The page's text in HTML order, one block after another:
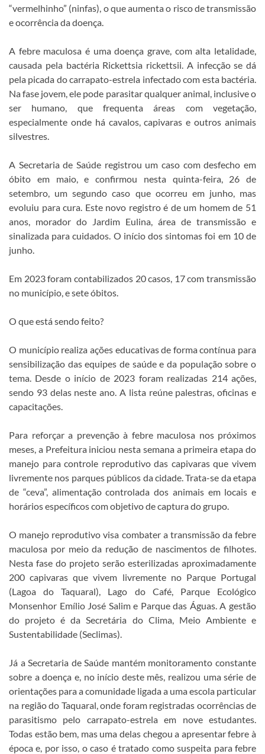
“vermelhinho” (ninfas), o que aumenta o risco de transmissão
e ocorrência da doença.
A febre maculosa é uma doença grave, com alta letalidade,
causada pela bactéria Rickettsia rickettsii. A infecção se dá
pela picada do carrapato-estrela infectado com esta bactéria.
Na fase jovem, ele pode parasitar qualquer animal, inclusive o
ser humano, que frequenta áreas com vegetação,
especialmente onde há cavalos, capivaras e outros animais
silvestres.
A Secretaria de Saúde registrou um caso com desfecho em
óbito em maio, e confirmou nesta quinta-feira, 26 de
setembro, um segundo caso que ocorreu em junho, mas
evoluiu para cura. Este novo registro é de um homem de 51
anos, morador do Jardim Eulina, área de transmissão e
sinalizada para cuidados. O início dos sintomas foi em 10 de
junho.
Em 2023 foram contabilizados 20 casos, 17 com transmissão
no município, e sete óbitos.
O que está sendo feito?
O município realiza ações educativas de forma contínua para
sensibilização das equipes de saúde e da população sobre o
tema. Desde o início de 2023 foram realizadas 214 ações,
sendo 93 delas neste ano. A lista reúne palestras, oficinas e
capacitações.
Para reforçar a prevenção à febre maculosa nos próximos
meses, a Prefeitura iniciou nesta semana a primeira etapa do
manejo para controle reprodutivo das capivaras que vivem
livremente nos parques públicos da cidade. Trata-se da etapa
de “ceva”, alimentação controlada dos animais em locais e
horários específicos com objetivo de captura do grupo.
O manejo reprodutivo visa combater a transmissão da febre
maculosa por meio da redução de nascimentos de filhotes.
Nesta fase do projeto serão esterilizadas aproximadamente
200 capivaras que vivem livremente no Parque Portugal
(Lagoa do Taquaral), Lago do Café, Parque Ecológico
Monsenhor Emílio José Salim e Parque das Águas. A gestão
do projeto é da Secretária do Clima, Meio Ambiente e
Sustentabilidade (Seclimas).
Já a Secretaria de Saúde mantém monitoramento constante
sobre a doença e, no início deste mês, realizou uma série de
orientações para a comunidade ligada a uma escola particular
na região do Taquaral, onde foram registradas ocorrências de
parasitismo pelo carrapato-estrela em nove estudantes.
Todas estão bem, mas uma delas chegou a apresentar febre à
época e, por isso, o caso é tratado como suspeita para febre